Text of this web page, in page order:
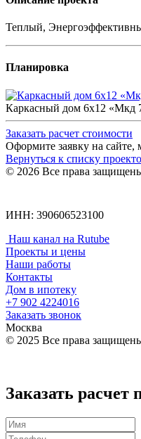
Теплый,
Планировка
Каркасный дом 6х12 «Мкд
Заказать расчет стоимости
Оформите заявку на
Вернуться к списку
© 2026 Все права
ИНН: 390606523100
Наш канал на Rutube
Проекты и цены
Наши работы
Контакты
Дом в ипотеку
+7 902 4224016
Заказать звонок
Москва
© 2025 Все права
Заказать расчет